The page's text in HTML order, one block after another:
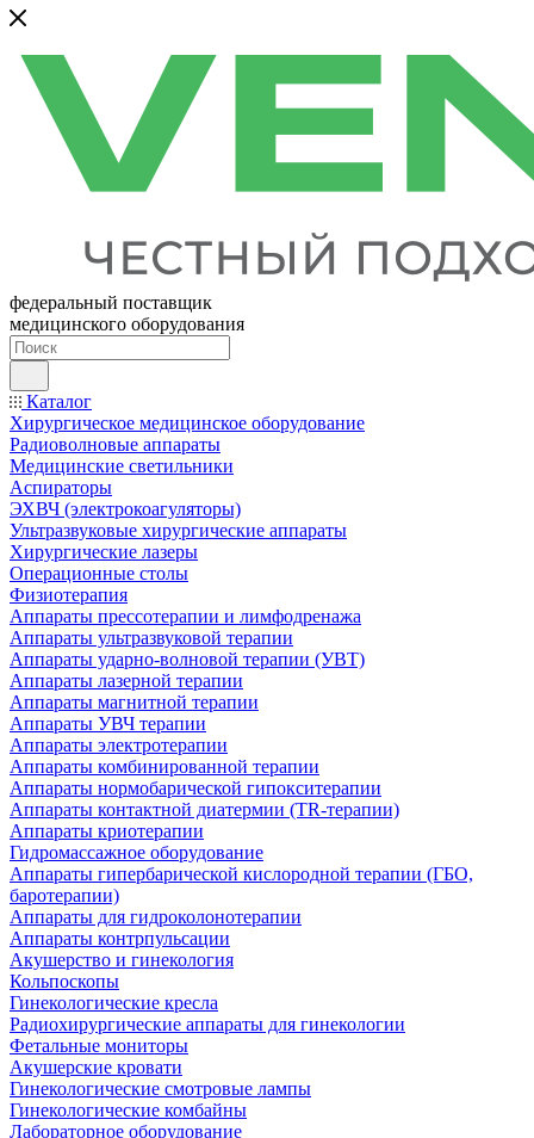
федеральный поставщик
медицинского оборудования
Каталог
Хирургическое медицинское оборудование
Радиоволновые аппараты
Медицинские светильники
Аспираторы
ЭХВЧ (электрокоагуляторы)
Ультразвуковые хирургические аппараты
Хирургические лазеры
Операционные столы
Физиотерапия
Аппараты прессотерапии и лимфодренажа
Аппараты ультразвуковой терапии
Аппараты ударно-волновой терапии (УВТ)
Аппараты лазерной терапии
Аппараты магнитной терапии
Аппараты УВЧ терапии
Аппараты электротерапии
Аппараты комбинированной терапии
Аппараты нормобарической гипокситерапии
Аппараты контактной диатермии (TR-терапии)
Аппараты криотерапии
Гидромассажное оборудование
Аппараты гипербарической кислородной терапии (ГБО,
баротерапии)
Аппараты для гидроколонотерапии
Аппараты контрпульсации
Акушерство и гинекология
Кольпоскопы
Гинекологические кресла
Радиохирургические аппараты для гинекологии
Фетальные мониторы
Акушерские кровати
Гинекологические смотровые лампы
Гинекологические комбайны
Лабораторное оборудование